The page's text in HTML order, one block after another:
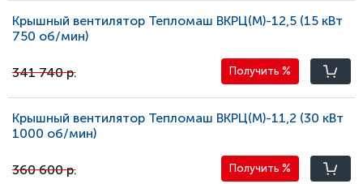
Крышный вентилятор Тепломаш ВКРЦ(М)-12,5 (15 кВт
750 oб/мин)
341 740 р. Получить %
Крышный вентилятор Тепломаш ВКРЦ(М)-11,2 (30 кВт
1000 oб/мин)
360 600 р. Получить %